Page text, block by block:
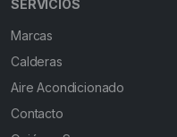
SERVICIOS
Marcas
Calderas
Aire Acondicionado
Contacto